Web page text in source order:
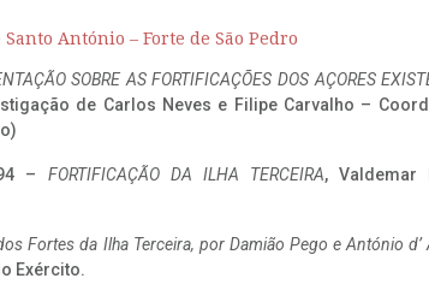
António – Forte de São Pedro
SOBRE AS FORTIFICAÇÕES DOS AÇORES
de Carlos Neves e Filipe Carvalho –
– FORTIFICAÇÃO DA ILHA TERCEIRA, Valdemar
Fortes da Ilha Terceira, por Damião Pego e António d’
Exército.